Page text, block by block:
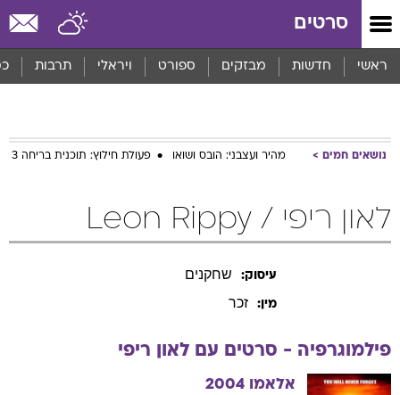
סרטים
ראשי חדשות מבזקים ספורט ויראלי תרבות
נושאים חמים מהיר ועצבני: הובס ושואו פעולת חילוץ: תוכנית בריחה 3
לאון ריפי / Leon Rippy
עיסוק: שחקנים
מין: זכר
פילמוגרפיה - סרטים עם לאון ריפי
אלאמו 2004